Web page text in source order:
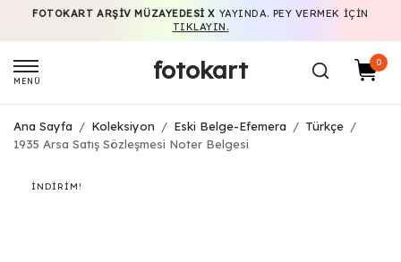
FOTOKART ARŞIV MÜZAYEDESI X YAYINDA. PEY VERMEK IÇIN
TIKLAYIN.
MENÜ fotokart 0
Ana Sayfa / Koleksiyon / Eski Belge-Efemera / Türkçe /
1935 Arsa Satış Sözleşmesi Noter Belgesi
İNDIRIM!